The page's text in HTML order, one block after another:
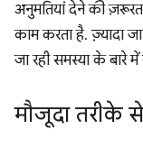
अनुमतियां देने की
काम करता है. ज़्यादा
जा रही समस्या के बारे
मौजूदा तरीके